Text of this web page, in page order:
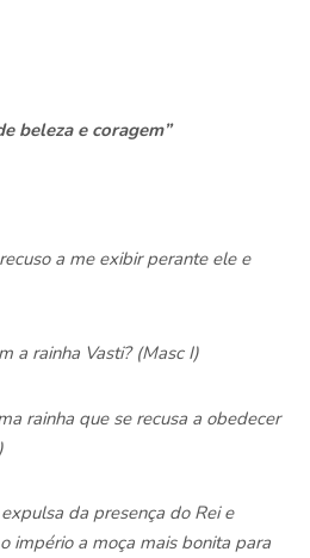
beleza e coragem”
a me exibir perante ele e
a rainha Vasti? (Masc I)
rainha que se recusa a obedecer
da presença do Rei e
império a moça mais bonita para